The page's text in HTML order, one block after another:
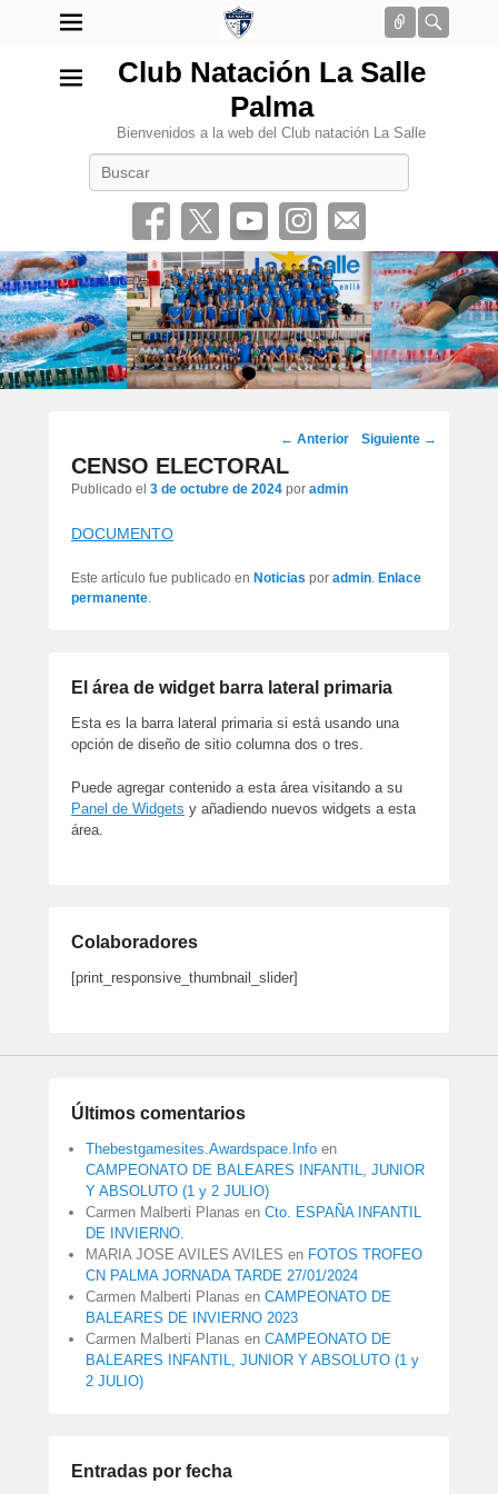
Conectar
Club Natación La Salle
Palma
Bienvenidos a la web del Club natación La Salle
•
Navegación
por
los
← Anterior Siguiente →
CENSO ELECTORAL
Publicado el 3 de octubre de 2024 por admin
DOCUMENTO
Este artículo fue publicado en Noticias por admin. Enlace
permanente.
El área de widget barra lateral primaria
Esta es la barra lateral primaria si está usando una
opción de diseño de sitio columna dos o tres.
Puede agregar contenido a esta área visitando a su
Panel de Widgets y añadiendo nuevos widgets a esta
área.
Colaboradores
[print_responsive_thumbnail_slider]
Últimos comentarios
Thebestgamesites.Awardspace.Info en
CAMPEONATO DE BALEARES INFANTIL, JUNIOR
Y ABSOLUTO (1 y 2 JULIO)
Carmen Malberti Planas en Cto. ESPAÑA INFANTIL
DE INVIERNO.
MARIA JOSE AVILES AVILES en FOTOS TROFEO
CN PALMA JORNADA TARDE 27/01/2024
Carmen Malberti Planas en CAMPEONATO DE
BALEARES DE INVIERNO 2023
Carmen Malberti Planas en CAMPEONATO DE
BALEARES INFANTIL, JUNIOR Y ABSOLUTO (1 y
2 JULIO)
Entradas por fecha